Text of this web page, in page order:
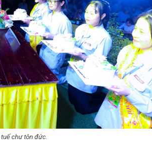
chư tôn đức.